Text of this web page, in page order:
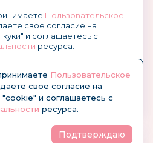
Пользовательское
свое согласие на
и соглашаетесь с
ресурса.
2004-2026
Пользовательское
свое согласие на
и соглашаетесь с
ресурса.
Подтверждаю